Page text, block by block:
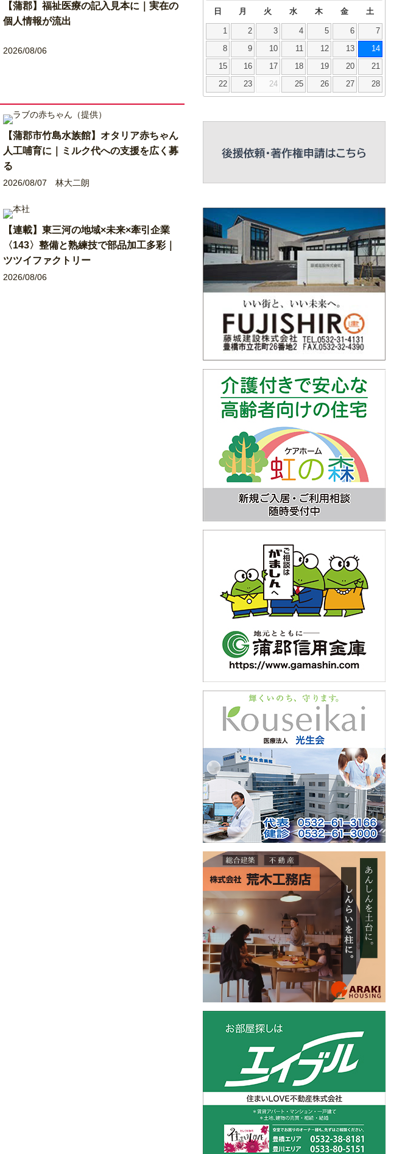
【蒲郡】福祉医療の記入見本に｜実在の
個人情報が流出
2026/08/06
【蒲郡市竹島水族館】オタリア赤ちゃん
人工哺育に｜ミルク代への支援を広く募
る
2026/08/07 林大二朗
【連載】東三河の地域×未来×牽引企業
〈143〉整備と熟練技で部品加工多彩｜
ツツイファクトリー
2026/08/06
日 月 火 水 木 金 土
1 2 3 4 5 6 7
8 9 10 11 12 13 14
15 16 17 18 19 20 21
22 23 24 25 26 27 28